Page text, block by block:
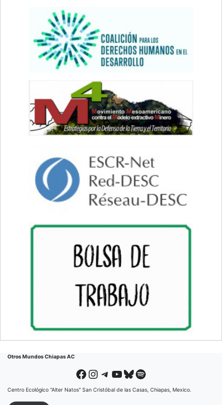
Otros Mundos Chiapas AC
Facebook Instagram Telegram YouTube Bluesky Spotify
Centro Ecológico "Alter Natos" San Cristóbal de las Casas, Chiapas, Mexico.